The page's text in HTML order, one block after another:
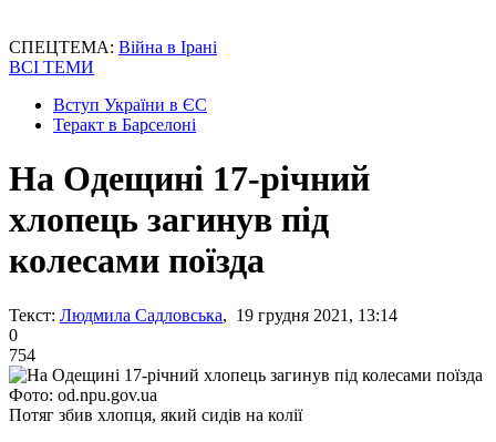
СПЕЦТЕМА: Війна в Ірані
ВСІ ТЕМИ
Вступ України в ЄС
Теракт в Барселоні
На Одещині 17-річний
хлопець загинув під
колесами поїзда
Текст: Людмила Садловська, 19 грудня 2021, 13:14
0
754
Фото: od.npu.gov.ua
Потяг збив хлопця, який сидів на колії